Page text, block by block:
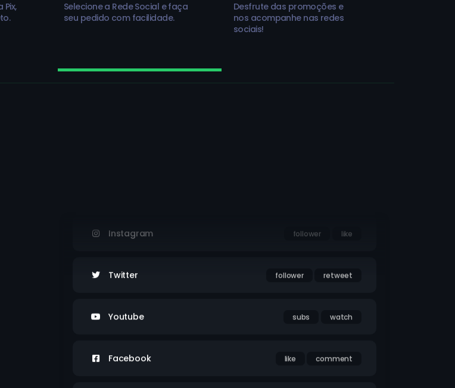
Selecione a Rede Social e faça
seu pedido com facilidade.
Desfrute das promoções e
nos acompanhe nas redes
sociais!